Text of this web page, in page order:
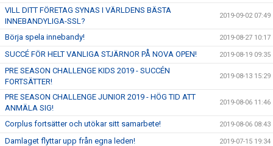
VILL DITT FÖRETAG SYNAS I VÄRLDENS BÄSTA
INNEBANDYLIGA-SSL?
2019-09-02 07:49
Börja spela innebandy! 2019-08-27 10:17
SUCCÉ FÖR HELT VANLIGA STJÄRNOR PÅ NOVA OPEN! 2019-08-19 09:35
PRE SEASON CHALLENGE KIDS 2019 - SUCCÉN
FORTSÄTTER!
2019-08-13 15:29
PRE SEASON CHALLENGE JUNIOR 2019 - HÖG TID ATT
ANMÄLA SIG!
2019-08-06 11:46
Corplus fortsätter och utökar sitt samarbete! 2019-08-06 08:43
Damlaget flyttar upp från egna leden! 2019-07-15 19:34